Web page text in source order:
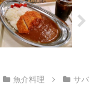
魚介料理 サバ